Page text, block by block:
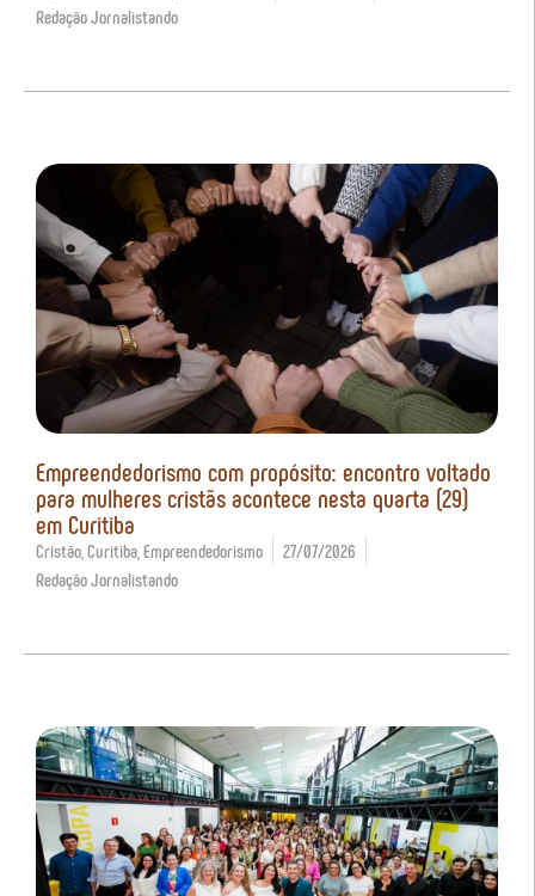
Redação Jornalistando
Empreendedorismo com propósito: encontro voltado
para mulheres cristãs acontece nesta quarta (29)
em Curitiba
Cristão Curitiba Empreendedorismo
27/07/2026
Redação Jornalistando